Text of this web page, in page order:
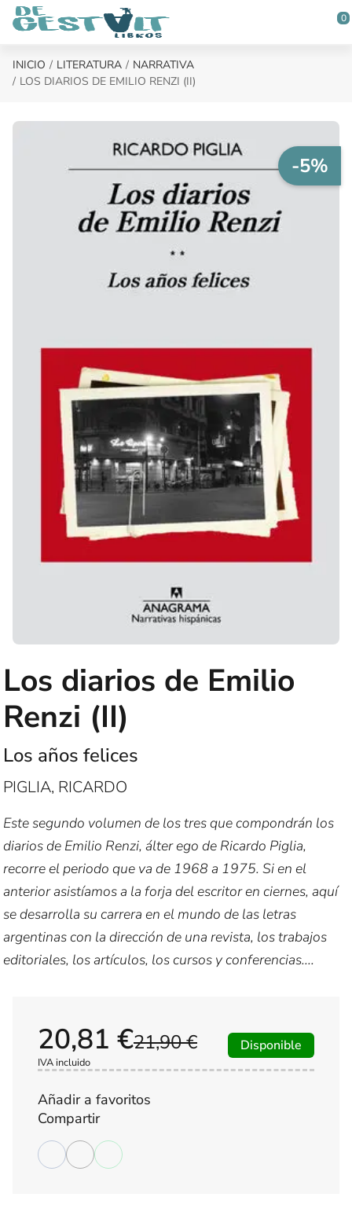
Saltar al contenido principal
0
INICIO LITERATURA
NARRATIVA
LOS DIARIOS DE EMILIO RENZI (II)
-5%
Los diarios de Emilio
Renzi (II)
Los años felices
PIGLIA, RICARDO
Este segundo volumen de los tres que compondrán los
diarios de Emilio Renzi, álter ego de Ricardo Piglia,
recorre el periodo que va de 1968 a 1975. Si en el
anterior asistíamos a la forja del escritor en ciernes, aquí
se desarrolla su carrera en el mundo de las letras
argentinas con la dirección de una revista, los trabajos
editoriales, los artículos, los cursos y conferencias....
21,90 €
20,81 €
IVA incluido
Disponible
Añadir a favoritos
Compartir